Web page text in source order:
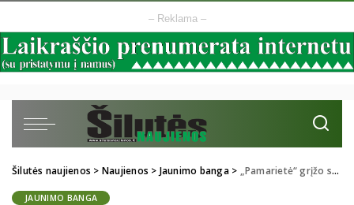
– Reklama –
Šilutės naujienos > Naujienos > Jaunimo banga> „Pamarietė“ grįžo su šūsnimi trofėjų
JAUNIMO BANGA